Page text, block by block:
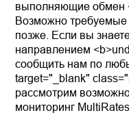
выполняющие обмен
Возможно
позже. Если вы
направлением
сообщить нам по
target="_blank"
рассмотрим
мониторинг